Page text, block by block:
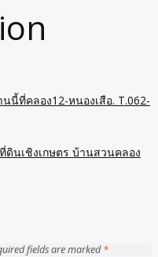
นี้ที่คลอง12-หนองเสือ. T.062-
นเชิงเกษตร บ้านสวนคลอง
fields are marked*